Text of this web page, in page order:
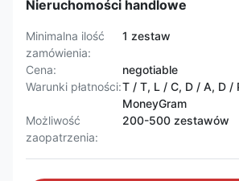
Nieruchomości handlowe
Minimalna ilość
zamówienia:
1 zestaw
Cena:
negotiable
Warunki płatności:T / T, L / C, D / A, D /
MoneyGram
Możliwość
zaopatrzenia:
200-500 zestawów